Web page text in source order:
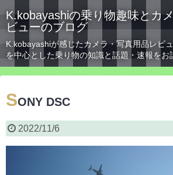
K.kobayashiの乗り物趣味とカ
ビューのブログ
K.kobayashiが感じたカメラ・写真用品レビ
を中心とした乗り物の知識と話題・速報をお
SONY DSC
2022/11/6